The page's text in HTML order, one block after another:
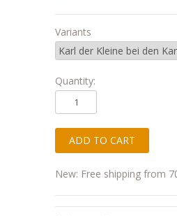
Variants
Quantity:
New: Free shipping from